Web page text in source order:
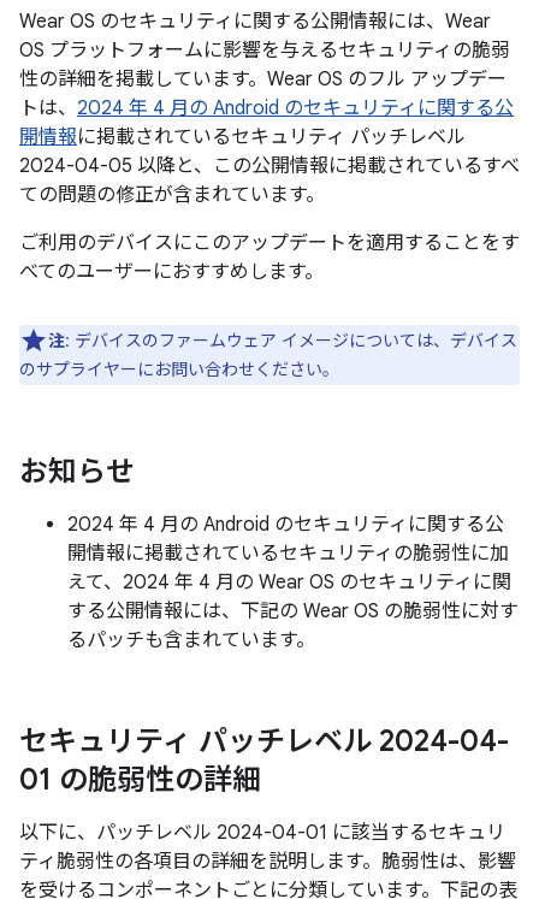
Wear OS のセキュリティに関する公開情報には、Wear
OS プラットフォームに影響を与えるセキュリティの脆弱
性の詳細を掲載しています。Wear OS のフル アップデー
トは、 2024 年 4 月の Android のセキュリティに関する公
開情報に掲載されているセキュリティ パッチレベル
2024-04-05 以降と、この公開情報に掲載されているすべ
ての問題の修正が含まれています。
ご利用のデバイスにこのアップデートを適用することをす
べてのユーザーにおすすめします。
注: デバイスのファームウェア イメージについては、デバイス
のサプライヤーにお問い合わせください。
お知らせ
2024 年 4 月の Android のセキュリティに関する公
開情報に掲載されているセキュリティの脆弱性に加
えて、2024 年 4 月の Wear OS のセキュリティに関
する公開情報には、下記の Wear OS の脆弱性に対す
るパッチも含まれています。
セキュリティ パッチレベル 2024-04-
01 の脆弱性の詳細
以下に、パッチレベル 2024-04-01 に該当するセキュリ
ティ脆弱性の各項目の詳細を説明します。脆弱性は、影響
を受けるコンポーネントごとに分類しています。下記の表